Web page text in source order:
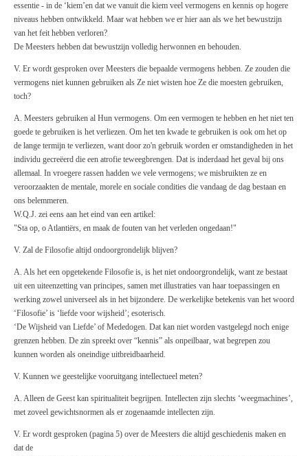
essentie - in de ‘kiem’en dat we vanuit die kiem veel vermogens en kennis op hogere
niveaus hebben ontwikkeld. Maar wat hebben we er hier aan als we het bewustzijn
van het feit hebben verloren?
De Meesters hebben dat bewustzijn volledig herwonnen en behouden.
V. Er wordt gesproken over Meesters die bepaalde vermogens hebben. Ze zouden die
vermogens niet kunnen gebruiken als Ze niet wisten hoe Ze die moesten gebruiken,
toch?
A. Meesters gebruiken al Hun vermogens. Om een vermogen te hebben en het niet ten
goede te gebruiken is het verliezen. Om het ten kwade te gebruiken is ook om het op
de lange termijn te verliezen, want door zo'n gebruik worden er omstandigheden in het
individu gecreëerd die een atrofie teweegbrengen. Dat is inderdaad het geval bij ons
allemaal. In vroegere rassen hadden we vele vermogens; we misbruikten ze en
veroorzaakten de mentale, morele en sociale condities die vandaag de dag bestaan en
ons belemmeren.
W.Q.J. zei eens aan het eind van een artikel:
"Sta op, o Atlantiërs, en maak de fouten van het verleden ongedaan!"
V. Zal de Filosofie altijd ondoorgrondelijk blijven?
A. Als het een opgetekende Filosofie is, is het niet ondoorgrondelijk, want ze bestaat
uit een uiteenzetting van principes, samen met illustraties van haar toepassingen en
werking zowel universeel als in het bijzondere. De werkelijke betekenis van het woord
‘Filosofie’ is ‘liefde voor wijsheid’; esoterisch.
‘De Wijsheid van Liefde’ of Mededogen. Dat kan niet worden vastgelegd noch enige
grenzen hebben. De zin spreekt over “kennis” als onpeilbaar, wat begrepen zou
kunnen worden als oneindige uitbreidbaarheid.
V. Kunnen we geestelijke vooruitgang intellectueel meten?
A. Alleen de Geest kan spiritualiteit begrijpen. Intellecten zijn slechts ‘weegmachines’,
met zoveel gewichtsnormen als er zogenaamde intellecten zijn.
V. Er wordt gesproken (pagina 5) over de Meesters die altijd geschiedenis maken en
dat de